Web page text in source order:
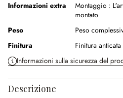
Informazioni extra
Montaggio :
montato
Peso
Peso
Finitura
Finitura anticata
Informazioni sulla sicurezza del
Descrizione